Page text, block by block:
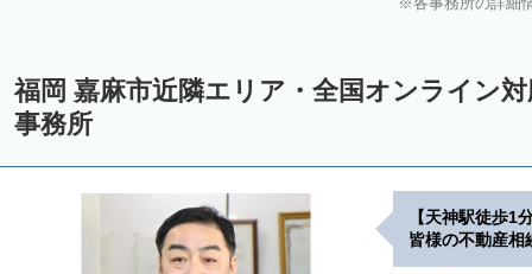
福岡 嘉麻市近隣エリア・全国オンライン
事務所
【天神駅徒歩1
皆様の不動産相